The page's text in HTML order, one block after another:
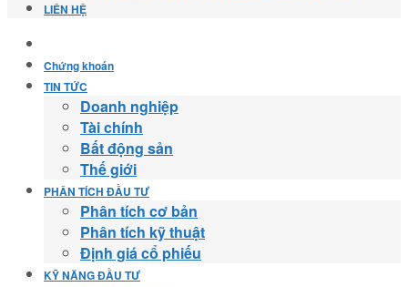
LIÊN HỆ
Chứng khoán
TIN TỨC
Doanh nghiệp
Tài chính
Bất động sản
Thế giới
PHÂN TÍCH ĐẦU TƯ
Phân tích cơ bản
Phân tích kỹ thuật
Định giá cổ phiếu
KỸ NĂNG ĐẦU TƯ